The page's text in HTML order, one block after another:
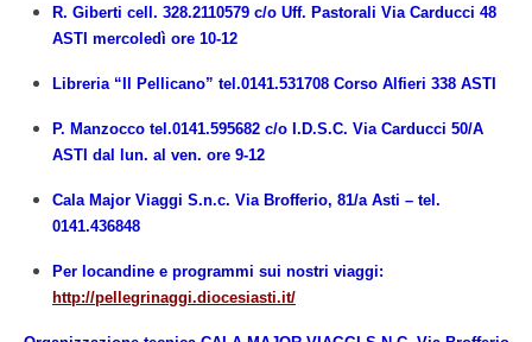
R. Giberti cell. 328.2110579 c/o Uff. Pastorali Via Carducci 48
ASTI mercoledì ore 10-12
Libreria “Il Pellicano” tel.0141.531708 Corso Alfieri 338 ASTI
P. Manzocco tel.0141.595682 c/o I.D.S.C. Via Carducci 50/A
ASTI dal lun. al ven. ore 9-12
Cala Major Viaggi S.n.c. Via Brofferio, 81/a Asti – tel.
0141.436848
Per locandine e programmi sui nostri viaggi:
http://pellegrinaggi.diocesiasti.it/